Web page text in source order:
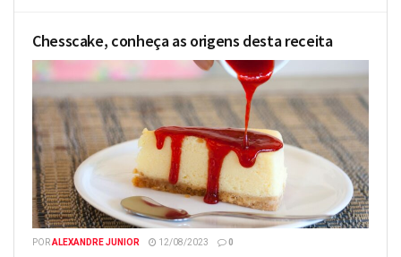
Chesscake, conheça as origens desta receita
PORALEXANDRE JUNIOR 12/08/2023 0